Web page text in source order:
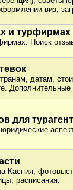
виз,
и турфирмах
Поиск
датам,
для
Каспия,
расписания.